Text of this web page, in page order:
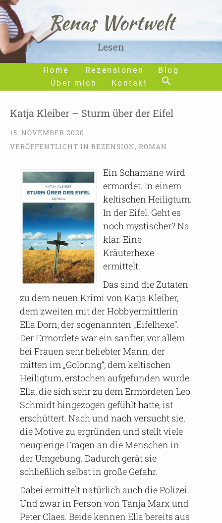
Home Rezensionen
Blog
Über mich
Kontakt
Renas Wortwelt
Lesen
Katja Kleiber – Sturm über der Eifel
15. NOVEMBER 2020
VERÖFFENTLICHT IN REZENSION, ROMAN
Ein Schamane wird
ermordet. In einem
keltischen Heiligtum.
In der Eifel. Geht es
noch mystischer? Na
klar. Eine
Kräuterhexe
ermittelt.
Das sind die Zutaten
zu dem neuen Krimi von Katja Kleiber,
dem zweiten mit der Hobbyermittlerin
Ella Dorn, der sogenannten „Eifelhexe“.
Der Ermordete war ein sanfter, vor allem
bei Frauen sehr beliebter Mann, der
mitten im „Goloring“, dem keltischen
Heiligtum, erstochen aufgefunden wurde.
Ella, die sich sehr zu dem Ermordeten Leo
Schmidt hingezogen gefühlt hatte, ist
erschüttert. Nach und nach versucht sie,
die Motive zu ergründen und stellt viele
neugierige Fragen an die Menschen in
der Umgebung. Dadurch gerät sie
schließlich selbst in große Gefahr.
Dabei ermittelt natürlich auch die Polizei.
Und zwar in Person von Tanja Marx und
Peter Claes. Beide kennen Ella bereits aus